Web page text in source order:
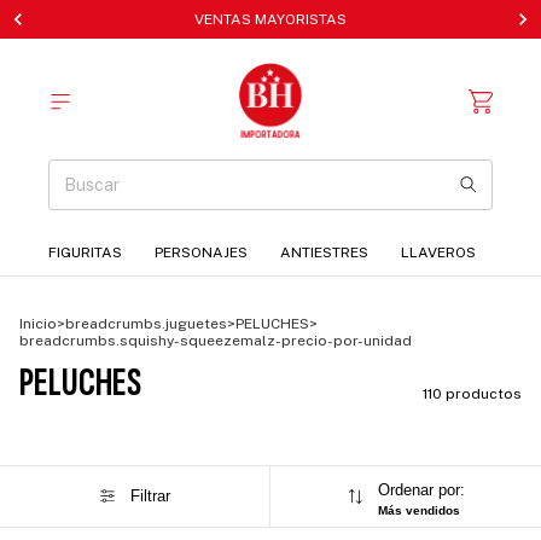
VENTAS MAYORISTAS
FIGURITAS PERSONAJES ANTIESTRES LLAVEROS
Inicio>breadcrumbs.juguetes>PELUCHES>
breadcrumbs.squishy-squeezemalz-precio-por-unidad
PELUCHES 110 productos
Filtrar Ordenar por:
Más vendidos